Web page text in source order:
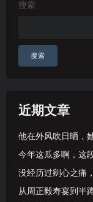
搜索
搜索
近期文章
他在外风吹日晒，
今年这瓜多啊，这
没经历过剜心之痛
从周正毅寿宴到半